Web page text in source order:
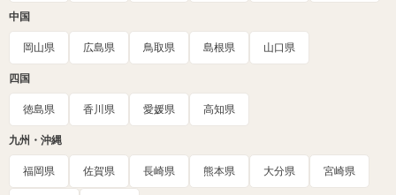
中国
岡山県 広島県 鳥取県 島根県 山口県
四国
徳島県 香川県 愛媛県 高知県
九州・沖縄
福岡県 佐賀県 長崎県 熊本県 大分県 宮崎県